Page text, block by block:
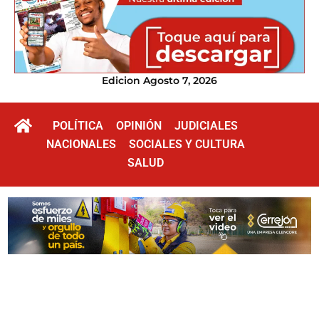
Edicion Agosto 7, 2026
POLÍTICA OPINIÓN
JUDICIALES
NACIONALES
SOCIALES Y CULTURA
SALUD